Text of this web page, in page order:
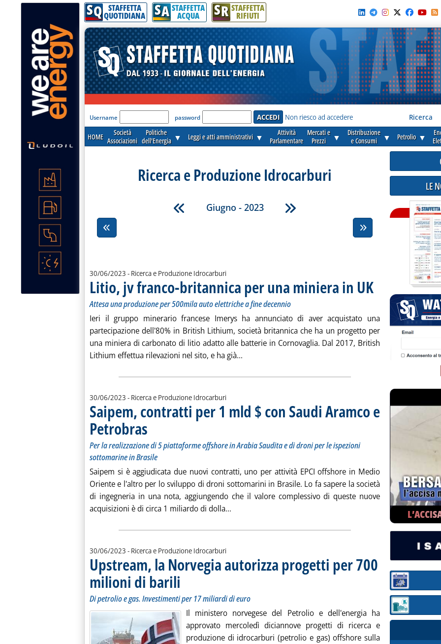
SQ STAFFETTA
QUOTIDIANA SA STAFFETTA
ACQUA SR STAFFETTA
RIFIUTI
'Modulo Login per accedere'
Username password Non riesco ad accedere Ricerca
HOME
Società
Associazioni
Politiche
dell'Energia ▼ Leggi e atti amministrativi ▼
Attività
Parlamentare
Mercati e
Prezzi
▼
Distribuzione
e Consumi
▼ Petrolio ▼
Ricerca e Produzione Idrocarburi
Giugno - 2023
30/06/2023 - Ricerca e Produzione Idrocarburi
Litio, jv franco-britannica per una miniera in UK. Sottotitolo: Attesa una
. Pubblicata venerdì 30
Attesa una produzione per 500mila auto elettriche a fine decennio
Ieri il gruppo minerario francese Imerys ha annunciato di aver acquistato una
partecipazione dell'80% in British Lithium, società britannica che ha un progetto per
una miniera di carbonato di litio adatto alle batterie in Cornovaglia. Dal 2017, British
Lithium effettua rilevazioni nel sito, e ha già... Leggi tutta la notizia: 'Litio, jv franco-britannica per
30/06/2023 - Ricerca e Produzione Idrocarburi
Saipem, contratti per 1 mld $ con Saudi Aramco e
Petrobras . Sottotitolo: Per la realizzazione di 5 piattaforme offshore in Arabia Saudita e di droni per le ispezioni sottomarine in Brasile
. Pubblicata venerdì 30 giugno 2023 alle 7.44.
Per la realizzazione di 5 piattaforme offshore in Arabia Saudita e di droni per le ispezioni
sottomarine in Brasile
Saipem si è aggiudicata due nuovi contratti, uno per attività EPCI offshore in Medio
Oriente e l'altro per lo sviluppo di droni sottomarini in Brasile. Lo fa sapere la società
di ingegneria in una nota, aggiungendo che il valore complessivo di queste nuove
acquisizioni è di circa 1 miliardo di dolla... Leggi tutta la notizia: 'Saipem, contratti per 1 mld $ con
30/06/2023 - Ricerca e Produzione Idrocarburi
Upstream, la Norvegia autorizza progetti per 700
milioni di barili . Sottotitolo: Di petrolio e gas. Investimenti per 17 miliardi di euro
. Pubblicata venerdì 30 giugno 2023 alle 7.28.
Di petrolio e gas. Investimenti per 17 miliardi di euro
Il ministero norvegese del Petrolio e dell'energia ha
approvato mercoledì diciannove progetti di ricerca e
produzione di idrocarburi (petrolio e gas) offshore sulla
LE
Sezione:
Sezione: